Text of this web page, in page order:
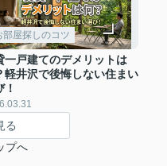
部屋探しのコツ
一戸建てのデメリットは
軽井沢で後悔しない住まい
！
る
プへ